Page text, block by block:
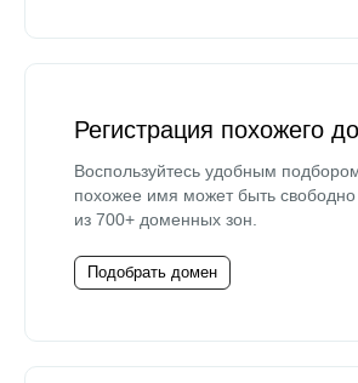
Регистрация похожего
Воспользуйтесь удобным
похожее имя может быть
из 700+ доменных зон.
Подобрать домен